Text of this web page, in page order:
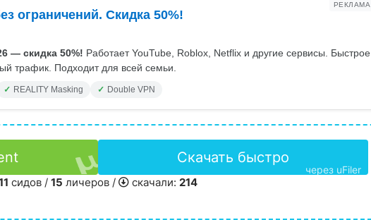
РЕКЛАМА
ограничений. Скидка 50%!
— скидка 50%! Работает YouTube, Roblox, Netflix и другие сервисы. Быстрое
трафик. Подходит для всей семьи.
REALITY Masking Double VPN
Скачать быстро
через uFiler
сидов / 15 личеров / скачали: 214